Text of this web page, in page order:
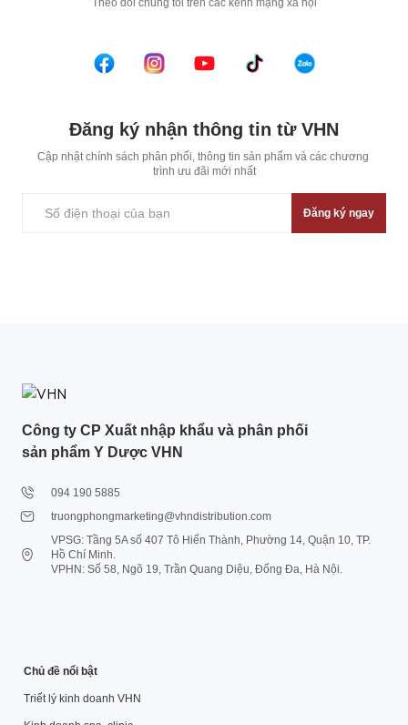
Theo dõi chúng tôi trên các kênh mạng xã hội
Đăng ký nhận thông tin từ VHN
Cập nhật chính sách phân phối, thông tin sản phẩm và các chương
trình ưu đãi mới nhất
Đăng ký ngay
Công ty CP Xuất nhập khẩu và phân phối
sản phẩm Y Dược VHN
094 190 5885
truongphongmarketing@vhndistribution.com
VPSG: Tầng 5A số 407 Tô Hiến Thành, Phường 14, Quận 10, TP.
Hồ Chí Minh.
VPHN: Số 58, Ngõ 19, Trần Quang Diệu, Đống Đa, Hà Nội.
Chủ đề nổi bật
Triết lý kinh doanh VHN